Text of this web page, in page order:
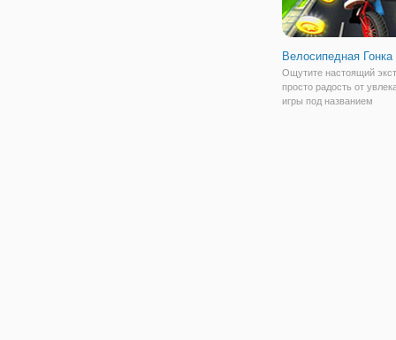
Велосипедная Гонка
Ощутите настоящий
просто радость от
игры под названием